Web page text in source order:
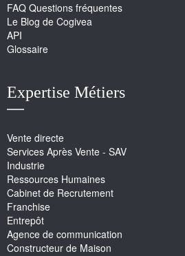
FAQ Questions fréquentes
Le Blog de Cogivea
API
Glossaire
Expertise Métiers
Vente directe
Services Après Vente - SAV
Industrie
Ressources Humaines
Cabinet de Recrutement
Franchise
Entrepôt
Agence de communication
Constructeur de Maison